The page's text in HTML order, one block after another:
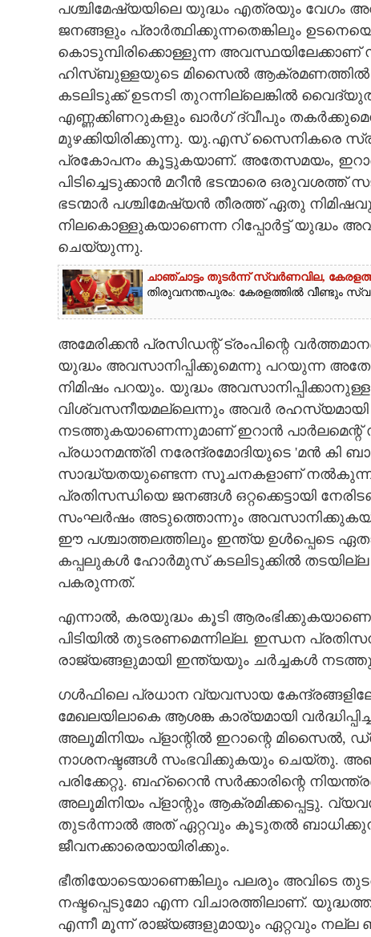
LITERATURE
CONTACT US
പശ്ചിമേഷ്യയിലെ യുദ്ധം എത്രയും വേഗം
ജനങ്ങളും പ്രാർത്ഥിക്കുന്നതെങ്കിലും
കൊടുമ്പിരിക്കൊള്ളുന്ന
ഹിസ്‌ബുള്ളയുടെ മിസൈൽ ആക്രമണത്തിൽ
കടലിടുക്ക് ഉടനടി തുറന്നില്ലെങ്കിൽ
എണ്ണക്കിണറുകളും ഖാർഗ് ദ്വീപും
മുഴക്കിയിരിക്കുന്നു. യു.എസ് സൈനികരെ
പ്രകോപനം കൂട്ടുകയാണ്. അതേസമയം,​
പിടിച്ചെടുക്കാൻ മറീൻ ഭടന്മാരെ
ഭടന്മാർ പശ്ചിമേഷ്യൻ തീരത്ത് ഏതു
നിലകൊള്ളുകയാണെന്ന റിപ്പോർട്ട് യുദ്ധം
ചെയ്യുന്നു.
ചാഞ്ചാട്ടം തുടർന്ന് സ്വർണവില,
തിരുവനന്തപുരം: കേരളത്തിൽ വീണ്ടും
അമേരിക്കൻ പ്രസിഡന്റ് ട്രംപിന്റെ
യുദ്ധം അവസാനിപ്പിക്കുമെന്നു പറയുന്ന
നിമിഷം പറയും. യുദ്ധം
വിശ്വസനീയമല്ലെന്നും അവർ രഹസ്യമായി
നടത്തുകയാണെന്നുമാണ് ഇറാൻ പാർലമെന്റ്
പ്രധാനമന്ത്രി നരേന്ദ്രമോദിയുടെ 'മൻ കി
സാദ്ധ്യതയുണ്ടെന്ന സൂചനകളാണ് നൽകുന്നത്.
പ്രതിസന്ധിയെ ജനങ്ങൾ ഒറ്റക്കെട്ടായി
സംഘർഷം അടുത്തൊന്നും
ഈ‌ പശ്ചാത്തലത്തിലും ഇന്ത്യ ഉൾപ്പെടെ
കപ്പലുകൾ ഹോർമുസ് കടലിടുക്കിൽ
പകരുന്നത്.
എന്നാൽ, കരയുദ്ധം കൂടി
പിടിയിൽ തുടരണമെന്നില്ല. ഇന്ധന
രാജ്യങ്ങളുമായി ഇന്ത്യയും ചർച്ചകൾ
ഗൾഫിലെ പ്രധാന വ്യവസായ
മേഖലയിലാകെ ആശങ്ക കാര്യമായി
അലൂമിനിയം പ്ളാന്റിൽ ഇറാന്റെ
നാശനഷ്ടങ്ങൾ സംഭവിക്കുകയും ചെയ്തു. അഞ്ച്
പരിക്കേറ്റു. ബഹ്‌റൈൻ സർക്കാരിന്റെ
അലൂമിനിയം പ്ളാന്റും ആക്രമിക്കപ്പെട്ടു.
തുടർന്നാൽ അത് ഏറ്റവും കൂടുതൽ
ജീവനക്കാരെയായിരിക്കും.
ഭീതിയോടെയാണെങ്കിലും പലരും അവിടെ
നഷ്ടപ്പെടുമോ എന്ന വിചാരത്തിലാണ്.
എന്നീ മൂന്ന് രാജ്യങ്ങളുമായും ഏറ്റവും